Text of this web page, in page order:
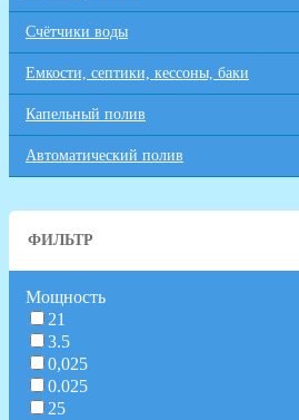
Счётчики воды
Емкости, септики, кессоны, баки
Капельный полив
Автоматический полив
ФИЛЬТР
Мощность
21
3.5
0,025
0.025
25